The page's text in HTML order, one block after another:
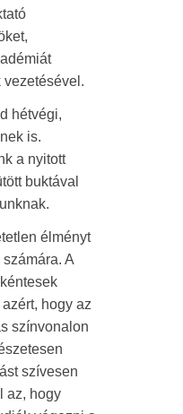
vezetésével.
hétvégi,
is.
a nyitott
buktával
élményt
A
hogy az
színvonalon
szívesen
az, hogy